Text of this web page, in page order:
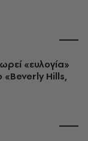
«ευλογία»
«Beverly Hills,